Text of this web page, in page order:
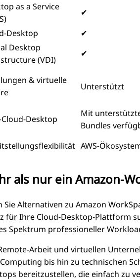
as a Service
✔
Desktop
✔
Desktop
(VDI)
✔
& virtuelle
Unterstützt
Cloud-Desktop
Mit
Bundles
AWS-
als nur ein Amazon-
Sie Alternativen zu Amazon
für Ihre Cloud-Desktop-Plattform
Spektrum professioneller
Arbeit und virtuellen
Computing bis hin zu technischen
bereitzustellen, die einfach zu